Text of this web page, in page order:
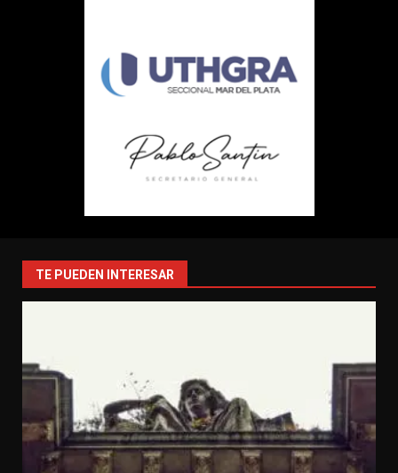
TE PUEDEN INTERESAR